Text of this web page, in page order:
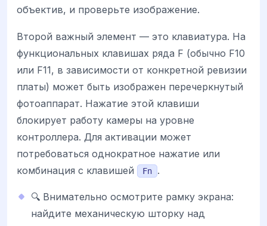
объектив, и проверьте изображение.
Второй важный элемент — это клавиатура. На
функциональных клавишах ряда F (обычно F10
или F11, в зависимости от конкретной ревизии
платы) может быть изображен перечеркнутый
фотоаппарат. Нажатие этой клавиши
блокирует работу камеры на уровне
контроллера. Для активации может
потребоваться однократное нажатие или
комбинация с клавишей
Fn .
🔍 Внимательно осмотрите рамку экрана:
найдите механическую шторку над